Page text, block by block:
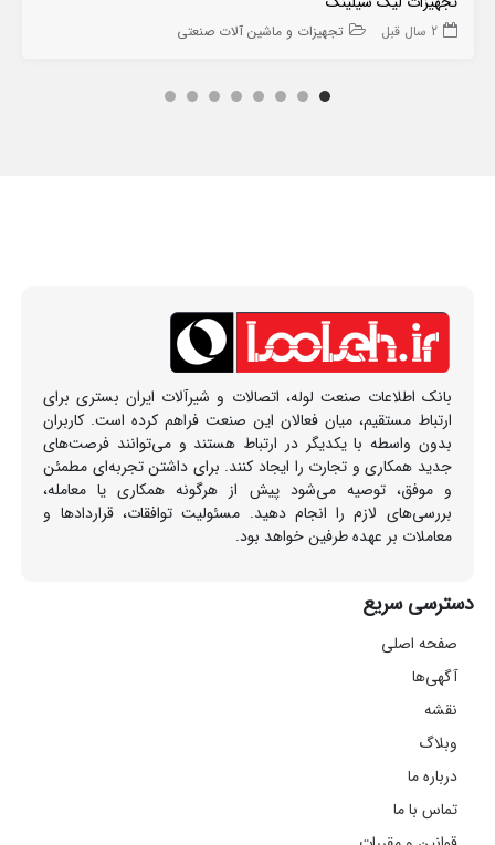
2 سال قبل تجهیزات و ماشین آلات صنعتی
بانک اطلاعات صنعت لوله، اتصالات و شیرآلات ایران بستری برای
ارتباط مستقیم، میان فعالان این صنعت فراهم کرده است. کاربران
بدون واسطه با یکدیگر در ارتباط هستند و می‌توانند فرصت‌های
جدید همکاری و تجارت را ایجاد کنند. برای داشتن تجربه‌ای مطمئن
و موفق، توصیه می‌شود پیش از هرگونه همکاری یا معامله،
بررسی‌های لازم را انجام دهید. مسئولیت توافقات، قراردادها و
معاملات بر عهده طرفین خواهد بود.
دسترسی سریع
صفحه اصلی
آگهی‌ها
نقشه
وبلاگ
درباره ما
تماس با ما